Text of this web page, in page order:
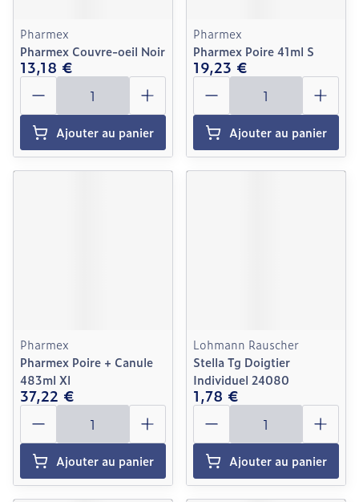
Pharmex
Pharmex Couvre-oeil Noir
13,18 €
Quantité
Ajouter au panier
Pharmex
Pharmex Poire 41ml S
19,23 €
Quantité
Ajouter au panier
Pharmex
Pharmex Poire + Canule
483ml Xl
37,22 €
Quantité
Ajouter au panier
Lohmann Rauscher
Stella Tg Doigtier
Individuel 24080
1,78 €
Quantité
Ajouter au panier